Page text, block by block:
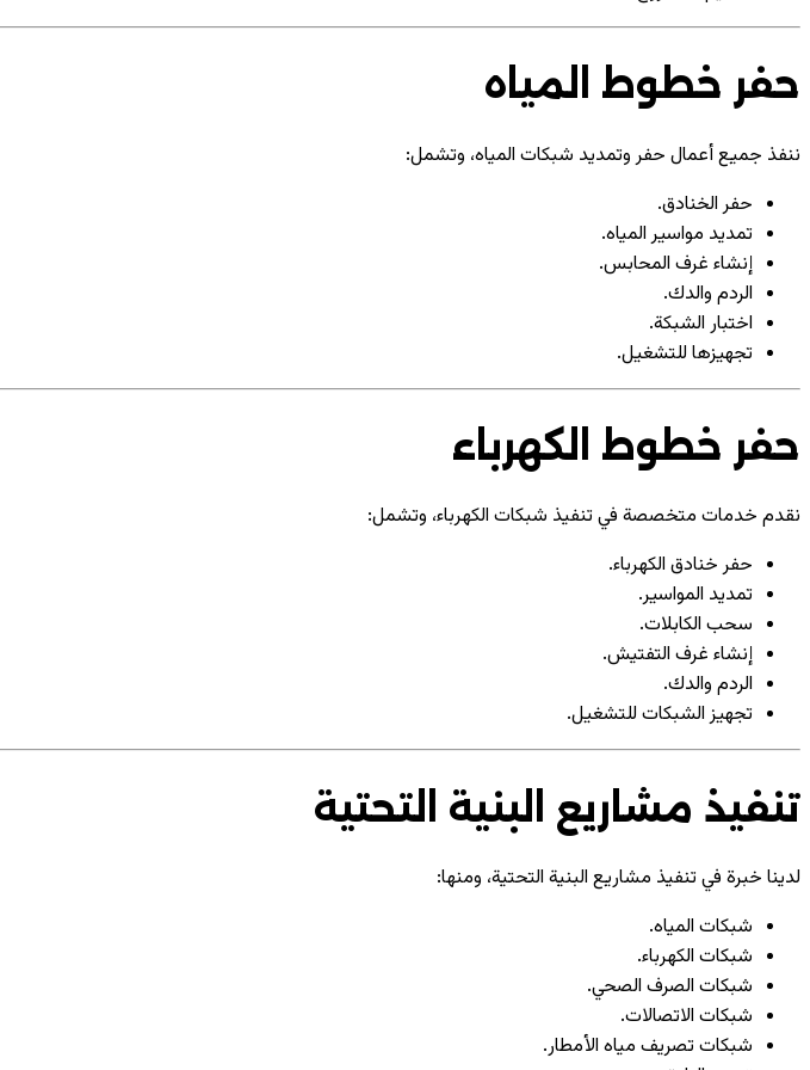
حفر خطوط المياه
ننفذ جميع أعمال حفر وتمديد شبكات المياه، وتشمل:
حفر الخنادق.
تمديد مواسير المياه.
إنشاء غرف المحابس.
الردم والدك.
اختبار الشبكة.
تجهيزها للتشغيل.
حفر خطوط الكهرباء
نقدم خدمات متخصصة في تنفيذ شبكات الكهرباء، وتشمل:
حفر خنادق الكهرباء.
تمديد المواسير.
سحب الكابلات.
إنشاء غرف التفتيش.
الردم والدك.
تجهيز الشبكات للتشغيل.
تنفيذ مشاريع البنية التحتية
لدينا خبرة في تنفيذ مشاريع البنية التحتية، ومنها:
شبكات المياه.
شبكات الكهرباء.
شبكات الصرف الصحي.
شبكات الاتصالات.
شبكات تصريف مياه الأمطار.